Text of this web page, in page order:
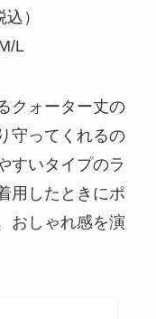
）
L
クォーター丈の
守ってくれるの
すいタイプのラ
用したときにポ
おしゃれ感を演